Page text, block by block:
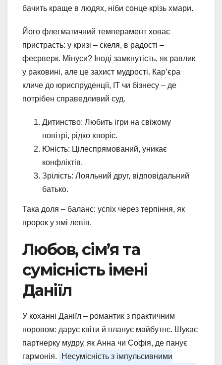
бачить краще в людях, ніби сонце крізь хмари.
Його флегматичний темперамент ховає
пристрасть: у кризі – скеля, в радості –
феєрверк. Мінуси? Іноді замкнутість, як равлик
у раковині, але це захист мудрості. Кар’єра
кличе до юриспруденції, IT чи бізнесу – де
потрібен справедливий суд.
Дитинство: Любить ігри на свіжому
повітрі, рідко хворіє.
Юність: Цілеспрямований, уникає
конфліктів.
Зрілість: Лояльний друг, відповідальний
батько.
Така доля – баланс: успіх через терпіння, як
пророк у ямі левів.
Любов, сім’я та
сумісність імені
Даніїл
У коханні Даніїл – романтик з практичним
норовом: дарує квіти й планує майбутнє. Шукає
партнерку мудру, як Анна чи Софія, де панує
гармонія.
Несумісність з імпульсивними